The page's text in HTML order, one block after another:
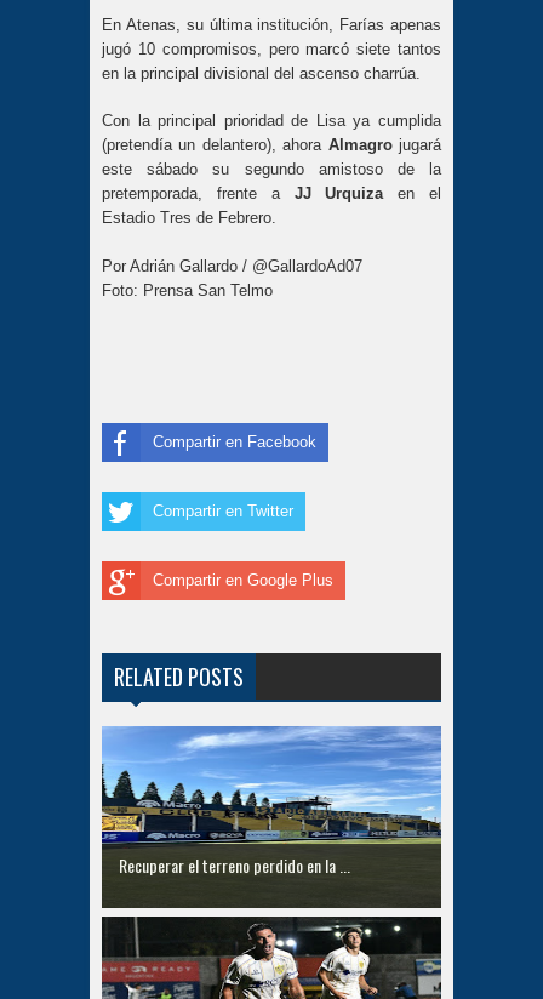
En Atenas, su última institución, Farías apenas
jugó 10 compromisos, pero marcó siete tantos
en la principal divisional del ascenso charrúa.
Con la principal prioridad de Lisa ya cumplida
(pretendía un delantero), ahora Almagrojugará
este sábado su segundo amistoso de la
pretemporada, frente a JJ Urquizaen el
Estadio Tres de Febrero.
Por Adrián Gallardo / @GallardoAd07
Foto: Prensa San Telmo
Compartir en Facebook
Compartir en Twitter
Compartir en Google Plus
RELATED POSTS
Recuperar el terreno perdido en la ...